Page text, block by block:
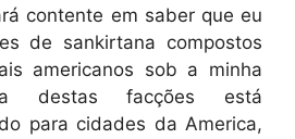
em saber que eu
de sankirtana compostos
americanos sob a minha
destas facções está
para cidades da America,